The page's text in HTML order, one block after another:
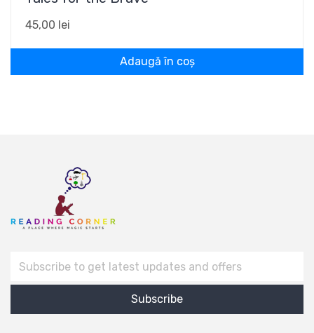
45,00 lei
Adaugă în coș